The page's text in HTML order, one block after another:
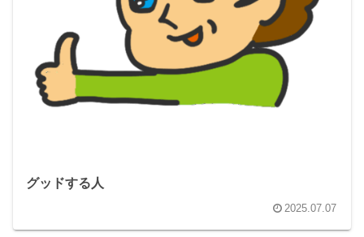
グッドする人
2025.07.07